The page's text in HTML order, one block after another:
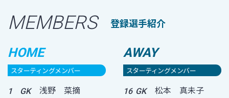
MEMBERS 登録選手紹介
HOME
スターティングメンバー
1 GK 浅野 菜摘
AWAY
スターティングメンバー
16 GK 松本 真未子